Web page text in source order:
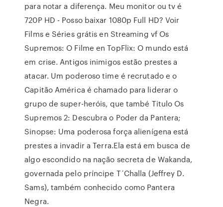
para notar a diferença. Meu monitor ou tv é
720P HD - Posso baixar 1080p Full HD? Voir
Films e Séries grátis en Streaming vf Os
Supremos: O Filme en TopFlix: O mundo está
em crise. Antigos inimigos estão prestes a
atacar. Um poderoso time é recrutado e o
Capitão América é chamado para liderar o
grupo de super-heróis, que també Titulo Os
Supremos 2: Descubra o Poder da Pantera;
Sinopse: Uma poderosa força alienígena está
prestes a invadir a Terra.Ela está em busca de
algo escondido na nação secreta de Wakanda,
governada pelo príncipe T´Challa (Jeffrey D.
Sams), também conhecido como Pantera
Negra.